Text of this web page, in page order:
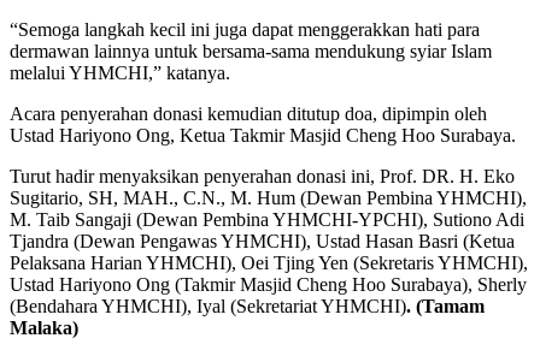
“Semoga langkah kecil ini juga dapat menggerakkan hati para
dermawan lainnya untuk bersama-sama mendukung syiar Islam
melalui YHMCHI,” katanya.
Acara penyerahan donasi kemudian ditutup doa, dipimpin oleh
Ustad Hariyono Ong, Ketua Takmir Masjid Cheng Hoo Surabaya.
Turut hadir menyaksikan penyerahan donasi ini, Prof. DR. H. Eko
Sugitario, SH, MAH., C.N., M. Hum (Dewan Pembina YHMCHI),
M. Taib Sangaji (Dewan Pembina YHMCHI-YPCHI), Sutiono Adi
Tjandra (Dewan Pengawas YHMCHI), Ustad Hasan Basri (Ketua
Pelaksana Harian YHMCHI), Oei Tjing Yen (Sekretaris YHMCHI),
Ustad Hariyono Ong (Takmir Masjid Cheng Hoo Surabaya), Sherly
(Bendahara YHMCHI), Iyal (Sekretariat YHMCHI). (Tamam
Malaka)